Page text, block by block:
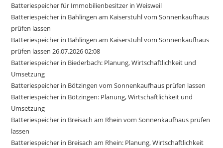
Batteriespeicher für Immobilienbesitzer in Weisweil
Batteriespeicher in Bahlingen am Kaiserstuhl vom Sonnenkaufhaus
prüfen lassen
Batteriespeicher in Bahlingen am Kaiserstuhl vom Sonnenkaufhaus
prüfen lassen 26.07.2026 02:08
Batteriespeicher in Biederbach: Planung, Wirtschaftlichkeit und
Umsetzung
Batteriespeicher in Bötzingen vom Sonnenkaufhaus prüfen lassen
Batteriespeicher in Bötzingen: Planung, Wirtschaftlichkeit und
Umsetzung
Batteriespeicher in Breisach am Rhein vom Sonnenkaufhaus prüfen
lassen
Batteriespeicher in Breisach am Rhein: Planung, Wirtschaftlichkeit